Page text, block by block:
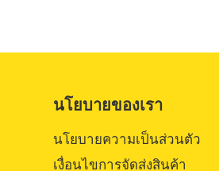
นโยบายของเรา
นโยบายความเป็นส่วนตัว
เงื่อนไขการจัดส่งสินค้า